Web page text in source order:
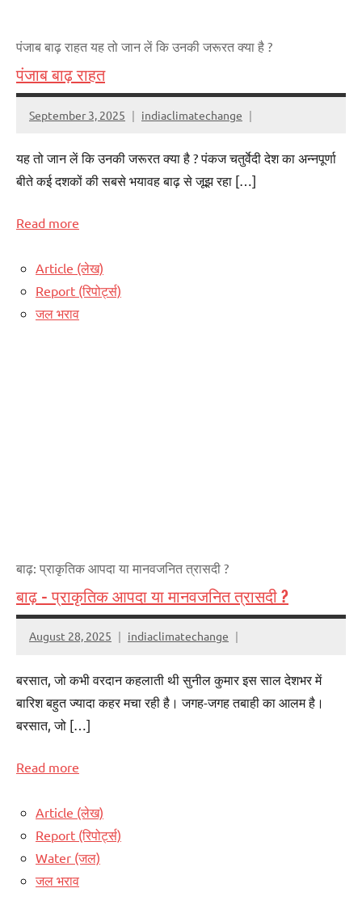
पंजाब बाढ़ राहत यह तो जान लें कि उनकी जरूरत क्या है ?
पंजाब बाढ़ राहत
September 3, 2025 indiaclimatechange
यह तो जान लें कि उनकी जरूरत क्या है ? पंकज चतुर्वेदी देश का अन्नपूर्णा
बीते कई दशकों की सबसे भयावह बाढ़ से जूझ रहा […]
Read more
Article (लेख)
Report (रिपोर्ट्स)
जल भराव
बाढ़: प्राकृतिक आपदा या मानवजनित त्रासदी ?
बाढ़ – प्राकृतिक आपदा या मानवजनित त्रासदी ?
August 28, 2025 indiaclimatechange
बरसात, जो कभी वरदान कहलाती थी सुनील कुमार इस साल देशभर में
बारिश बहुत ज्यादा कहर मचा रही है। जगह-जगह तबाही का आलम है।
बरसात, जो […]
Read more
Article (लेख)
Report (रिपोर्ट्स)
Water (जल)
जल भराव